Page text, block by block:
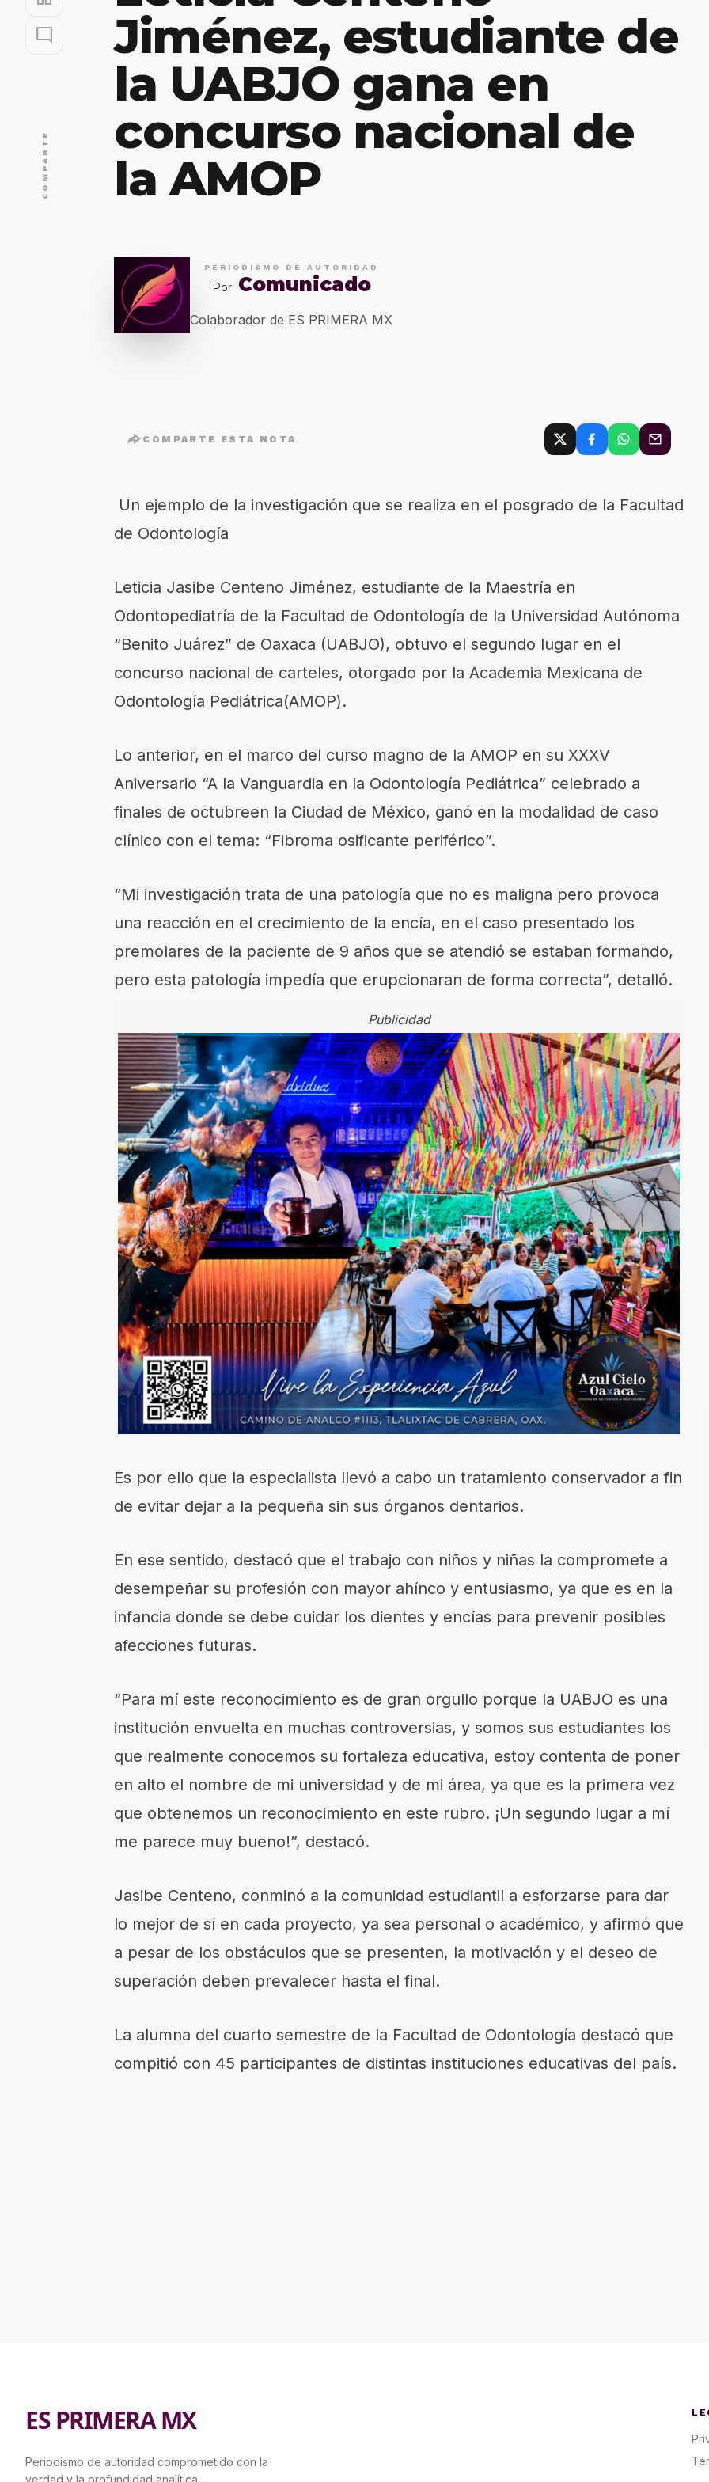
mode_comment
COMPARTE
Jiménez, estudiante de
la UABJO gana en
concurso nacional de
la AMOP
PERIODISMO DE AUTORIDAD
Por Comunicado
Colaborador de ES PRIMERA MX
COMPARTE ESTA NOTA
Un ejemplo de la investigación que se realiza en el posgrado de la Facultad
de Odontología
Leticia Jasibe Centeno Jiménez, estudiante de la Maestría en
Odontopediatría de la Facultad de Odontología de la Universidad Autónoma
“Benito Juárez” de Oaxaca (UABJO), obtuvo el segundo lugar en el
concurso nacional de carteles, otorgado por la Academia Mexicana de
Odontología Pediátrica(AMOP).
Lo anterior, en el marco del curso magno de la AMOP en su XXXV
Aniversario “A la Vanguardia en la Odontología Pediátrica” celebrado a
finales de octubreen la Ciudad de México, ganó en la modalidad de caso
clínico con el tema: “Fibroma osificante periférico”.
“Mi investigación trata de una patología que no es maligna pero provoca
una reacción en el crecimiento de la encía, en el caso presentado los
premolares de la paciente de 9 años que se atendió se estaban formando,
pero esta patología impedía que erupcionaran de forma correcta”, detalló.
Publicidad
Es por ello que la especialista llevó a cabo un tratamiento conservador a fin
de evitar dejar a la pequeña sin sus órganos dentarios.
En ese sentido, destacó que el trabajo con niños y niñas la compromete a
desempeñar su profesión con mayor ahínco y entusiasmo, ya que es en la
infancia donde se debe cuidar los dientes y encías para prevenir posibles
afecciones futuras.
“Para mí este reconocimiento es de gran orgullo porque la UABJO es una
institución envuelta en muchas controversias, y somos sus estudiantes los
que realmente conocemos su fortaleza educativa, estoy contenta de poner
en alto el nombre de mi universidad y de mi área, ya que es la primera vez
que obtenemos un reconocimiento en este rubro. ¡Un segundo lugar a mí
me parece muy bueno!”, destacó.
Jasibe Centeno, conminó a la comunidad estudiantil a esforzarse para dar
lo mejor de sí en cada proyecto, ya sea personal o académico, y afirmó que
a pesar de los obstáculos que se presenten, la motivación y el deseo de
superación deben prevalecer hasta el final.
La alumna del cuarto semestre de la Facultad de Odontología destacó que
compitió con 45 participantes de distintas instituciones educativas del país.
ES PRIMERA MX
Periodismo de autoridad comprometido con la
verdad y la profundidad analítica.